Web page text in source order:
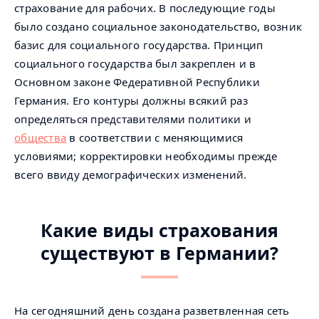
страхование для рабочих. В последующие годы
было создано социальное законодательство, возник
базис для социального государства. Принцип
социального государства был закреплен и в
Основном законе Федеративной Республики
Германия. Его контуры должны всякий раз
определяться представителями политики и
общества в соответствии с меняющимися
условиями; корректировки необходимы прежде
всего ввиду демографических изменений.
Какие виды страхования
существуют в Германии?
На сегодняшний день создана разветвленная сеть